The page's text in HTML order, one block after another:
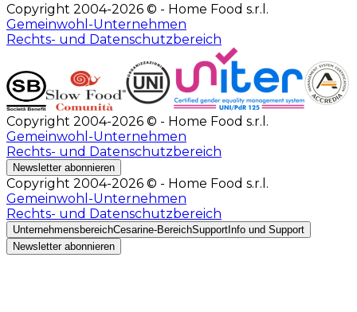
Copyright 2004-2026 © - Home Food s.r.l.
Gemeinwohl-Unternehmen
Rechts- und Datenschutzbereich
Copyright 2004-2026 © - Home Food s.r.l.
Gemeinwohl-Unternehmen
Rechts- und Datenschutzbereich
Newsletter abonnieren
Copyright 2004-2026 © - Home Food s.r.l.
Gemeinwohl-Unternehmen
Rechts- und Datenschutzbereich
UnternehmensbereichCesarine-BereichSupport Info und Support
Newsletter abonnieren